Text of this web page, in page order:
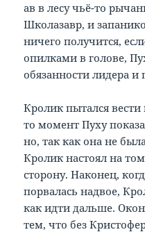
ав в лесу чьё-то
Школазавр, и
ничего получится,
опилками в голове,
обязанности лидера и
Кролик пытался вести
то момент Пуху
но, так как она не
Кролик настоял на
сторону. Наконец,
порвалась надвое,
как идти дальше.
тем, что без